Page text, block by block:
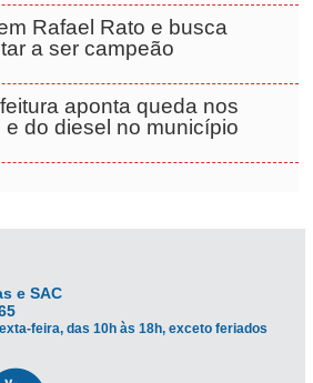
Rafael Rato e busca
a ser campeão
aponta queda nos
do diesel no município
e SAC
feira, das 10h às 18h, exceto feriados